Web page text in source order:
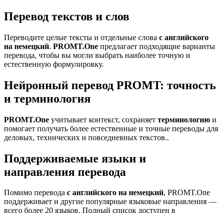
Перевод текстов и слов
Переводите целые тексты и отдельные слова с английского
на немецкий. PROMT.One предлагает подходящие варианты
перевода, чтобы вы могли выбрать наиболее точную и
естественную формулировку.
Нейронный перевод PROMT: точность
и терминология
PROMT.One учитывает контекст, сохраняет терминологию и
помогает получать более естественные и точные переводы для
деловых, технических и повседневных текстов..
Поддерживаемые языки и
направления перевода
Помимо перевода с английского на немецкий, PROMT.One
поддерживает и другие популярные языковые направления —
всего более 20 языков. Полный список доступен в